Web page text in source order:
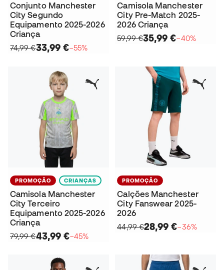
Conjunto Manchester
City Segundo
Equipamento 2025-2026
Criança
74,99 €33,99 €−55%
Camisola Manchester
City Pre-Match 2025-
2026 Criança
59,99 €35,99 €−40%
PROMOÇÃO CRIANÇAS
Camisola Manchester
City Terceiro
Equipamento 2025-2026
Criança
79,99 €43,99 €−45%
PROMOÇÃO
Calções Manchester
City Fanswear 2025-
2026
44,99 €28,99 €−36%